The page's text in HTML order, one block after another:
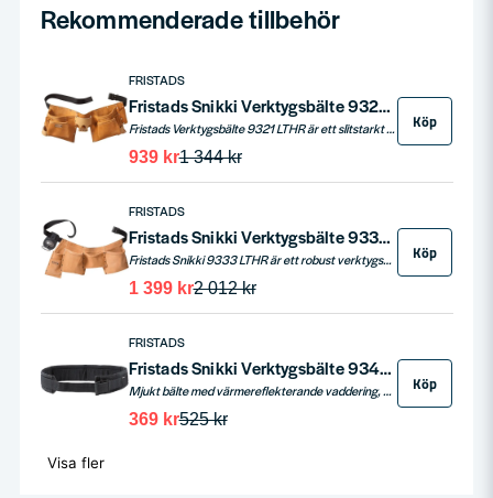
Rekommenderade tillbehör
FRISTADS
Fristads Snikki Verktygsbälte 9321 LTHR Brun One size
Fristads Verktygsbälte 9321 LTHR är ett slitstarkt läderbälte för snickare och hemmafixare. Fyra spik och skruvfickor samt sju mindre verktygsfickor håller ordning på bits, pennor och smådelar. Två hammarhållare och hållare för måttband och märksnöre. Nitförstärkt konstruktion, 40 mm nylonrem med side release spänne och bältlängd 122 cm.
1 344 kr
939 kr
Köp
FRISTADS
Fristads Snikki Verktygsbälte 9333 LTHR Brun One size
Fristads Snikki 9333 LTHR är ett robust verktygsbälte i kraftigt spaltläder för snickare, timmermän och montörer. Bältet har 40 mm nylonrem med metallspänne, tre löst hängande spik och skruvfickor, bred tumstocksficka, pennficka och hammarhållare i läder. Nitförstärkta detaljer och längd 122 cm. One size i färgen brun.
2 012 kr
1 399 kr
Köp
FRISTADS
Fristads Snikki Verktygsbälte 9343 POLY Svart One size
Mjukt bälte med värmereflekterande vaddering, som kan kombineras med olika verktygsfickor och hållare för att skapa ett perfekt verktygsbälte för just ditt yrke. Avlastar rygg, höft och midja och ger hög komfort.
525 kr
369 kr
Köp
Visa fler